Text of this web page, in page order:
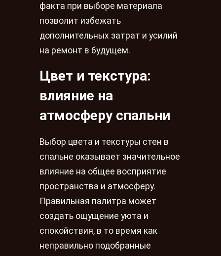
факта при выборе материала
позволит избежать
дополнительных затрат и усилий
на ремонт в будущем.
Цвет и текстура:
влияние на
атмосферу спальни
Выбор цвета и текстуры стен в
спальне оказывает значительное
влияние на общее восприятие
пространства и атмосферу.
Правильная палитра может
создать ощущение уюта и
спокойствия, в то время как
неправильно подобранные